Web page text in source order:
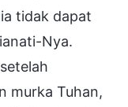
tidak dapat
Nya.
murka Tuhan,